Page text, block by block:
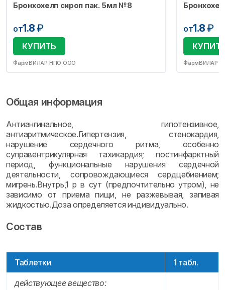
Бронхохелп сироп пак. 5мл №8
от1.8₽
КУПИТЬ
ФармВИЛАР НПО ООО
от1.8₽
ФармВИЛАР
Общая информация
Антиангинальное, гипотензивное,
антиаритмическое.Гипертензия, стенокардия,
нарушение сердечного ритма, особенно
суправентрикулярная тахикардия; постинфарктный
период, функциональные нарушения сердечной
деятельности, сопровождающиеся сердцебиением;
мигрень.Внутрь,1 р в сут (предпочтительно утром), не
зависимо от приема пищи, не разжевывая, запивая
жидкостью.Доза определяется индивидуально.
Состав
Таблетки 1 табл.
действующее вещество: